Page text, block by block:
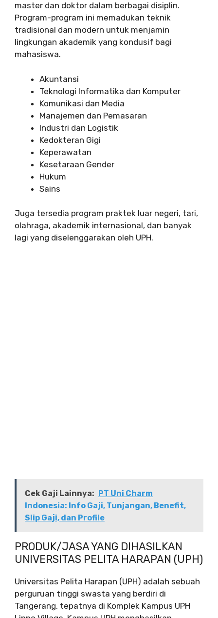
master dan doktor dalam berbagai disiplin.
Program-program ini memadukan teknik
tradisional dan modern untuk menjamin
lingkungan akademik yang kondusif bagi
mahasiswa.
Akuntansi
Teknologi Informatika dan Komputer
Komunikasi dan Media
Manajemen dan Pemasaran
Industri dan Logistik
Kedokteran Gigi
Keperawatan
Kesetaraan Gender
Hukum
Sains
Juga tersedia program praktek luar negeri, tari,
olahraga, akademik internasional, dan banyak
lagi yang diselenggarakan oleh UPH.
Cek Gaji Lainnya: PT Uni Charm
Indonesia: Info Gaji, Tunjangan, Benefit,
Slip Gaji, dan Profile
PRODUK/JASA YANG DIHASILKAN
UNIVERSITAS PELITA HARAPAN (UPH)
Universitas Pelita Harapan (UPH) adalah sebuah
perguruan tinggi swasta yang berdiri di
Tangerang, tepatnya di Komplek Kampus UPH